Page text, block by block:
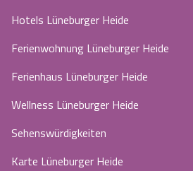
Hotels Lüneburger Heide
Ferienwohnung Lüneburger Heide
Ferienhaus Lüneburger Heide
Wellness Lüneburger Heide
Sehenswürdigkeiten
Karte Lüneburger Heide